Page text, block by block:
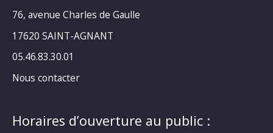
76, avenue Charles de Gaulle
17620 SAINT-AGNANT
05.46.83.30.01
Nous contacter
Horaires d’ouverture au public :